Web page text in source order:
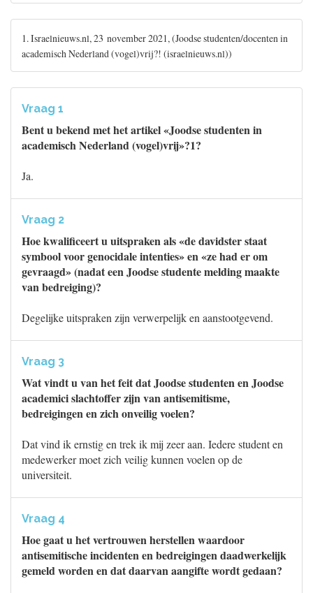
1. Israelnieuws.nl, 23 november 2021, (Joodse studenten/docenten in
academisch Nederland (vogel)vrij?! (israelnieuws.nl))
Vraag 1
Bent u bekend met het artikel «Joodse studenten in
academisch Nederland (vogel)vrij»?1?
Ja.
Vraag 2
Hoe kwalificeert u uitspraken als «de davidster staat
symbool voor genocidale intenties» en «ze had er om
gevraagd» (nadat een Joodse studente melding maakte
van bedreiging)?
Degelijke uitspraken zijn verwerpelijk en aanstootgevend.
Vraag 3
Wat vindt u van het feit dat Joodse studenten en Joodse
academici slachtoffer zijn van antisemitisme,
bedreigingen en zich onveilig voelen?
Dat vind ik ernstig en trek ik mij zeer aan. Iedere student en
medewerker moet zich veilig kunnen voelen op de
universiteit.
Vraag 4
Hoe gaat u het vertrouwen herstellen waardoor
antisemitische incidenten en bedreigingen daadwerkelijk
gemeld worden en dat daarvan aangifte wordt gedaan?